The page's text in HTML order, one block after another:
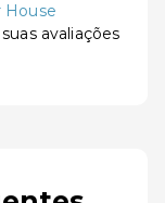
House
avaliações